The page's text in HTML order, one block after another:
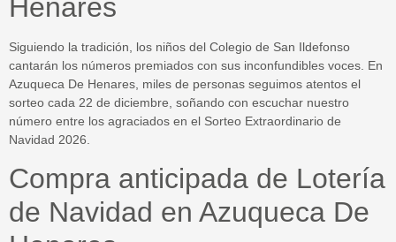
Henares
Siguiendo la tradición, los niños del Colegio de San Ildefonso
cantarán los números premiados con sus inconfundibles voces. En
Azuqueca De Henares , miles de personas seguimos atentos el
sorteo cada 22 de diciembre, soñando con escuchar nuestro
número entre los agraciados en el Sorteo Extraordinario de
Navidad 2026
Compra anticipada de Lotería
de Navidad en Azuqueca De